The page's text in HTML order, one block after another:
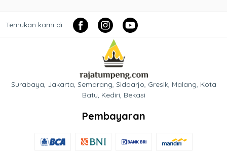
Temukan kami di :
Surabaya, Jakarta, Semarang, Sidoarjo, Gresik, Malang, Kota
Batu, Kediri, Bekasi
Pembayaran